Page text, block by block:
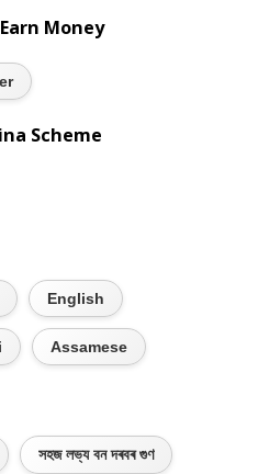
Earn Money
Scheme
English
Assamese
সহজ লভ্য বন দৰবৰ গুণ